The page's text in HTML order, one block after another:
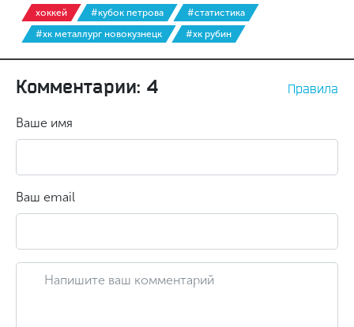
хоккей #кубок петрова
#статистика
#хк металлург новокузнецк
#хк рубин
Комментарии: 4 Правила
Ваше имя
Ваш email